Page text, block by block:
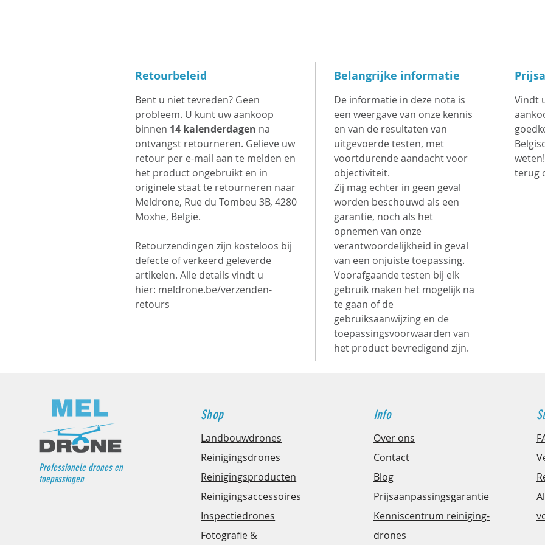
4/
Retourbeleid
Bent u niet tevreden? Geen
probleem. U kunt uw aankoop
binnen 14 kalenderdagen na
ontvangst retourneren. Gelieve uw
retour per e-mail aan te melden en
het product ongebruikt en in
originele staat te retourneren naar
Meldrone, Rue du Tombeu 3B, 4280
Moxhe, België.
Retourzendingen zijn kosteloos bij
defecte of verkeerd geleverde
artikelen. Alle details vindt u
hier: meldrone.be/verzenden-
retours
Belangrijke informatie
De informatie in deze nota is
een weergave van onze kennis
en van de resultaten van
uitgevoerde testen, met
voortdurende aandacht voor
objectiviteit.
Zij mag echter in geen geval
worden beschouwd als een
garantie, noch als het
opnemen van onze
verantwoordelijkheid in geval
van een onjuiste toepassing.
Voorafgaande testen bij elk
gebruik maken het mogelijk na
te gaan of de
gebruiksaanwijzing en de
toepassingsvoorwaarden van
het product bevredigend zijn.
Vindt
terug
Professionele drones en
toepassingen
Shop
Landbouwdrones
Reinigingsdrones
Reinigingsproducten
Reinigingsaccessoires
Inspectiedrones
Fotografie &
Info
Over ons
Contact
Blog
Prijsaanpassingsgarantie
Kenniscentrum reiniging-
drones